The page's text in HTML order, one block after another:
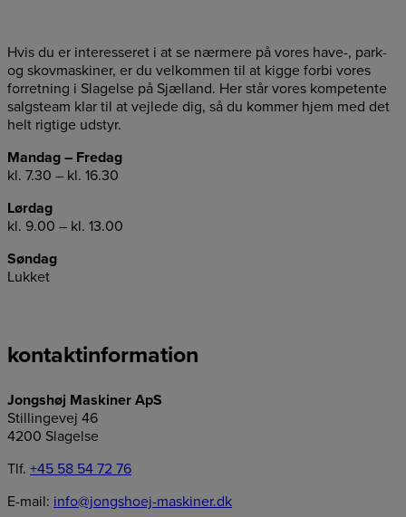
Hvis du er interesseret i at se nærmere på vores have-, park-
og skovmaskiner, er du velkommen til at kigge forbi vores
forretning i Slagelse på Sjælland. Her står vores kompetente
salgsteam klar til at vejlede dig, så du kommer hjem med det
helt rigtige udstyr.
Mandag – Fredag
kl. 7.30 – kl. 16.30
Lørdag
kl. 9.00 – kl. 13.00
Søndag
Lukket
kontaktinformation
Jongshøj Maskiner ApS
Stillingevej 46
4200 Slagelse
Tlf. +45 58 54 72 76
E-mail: info@jongshoej-maskiner.dk